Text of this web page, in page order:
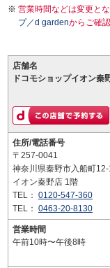
営業時間などは変更と
プ／d gardenからご確
店舗名
ドコモショップイオン秦
住所/電話番号
〒257-0041
神奈川県秦野市入船町12-
イオン秦野店 1階
TEL： 0120-547-360
TEL： 0463-20-8130
営業時間
午前10時〜午後8時